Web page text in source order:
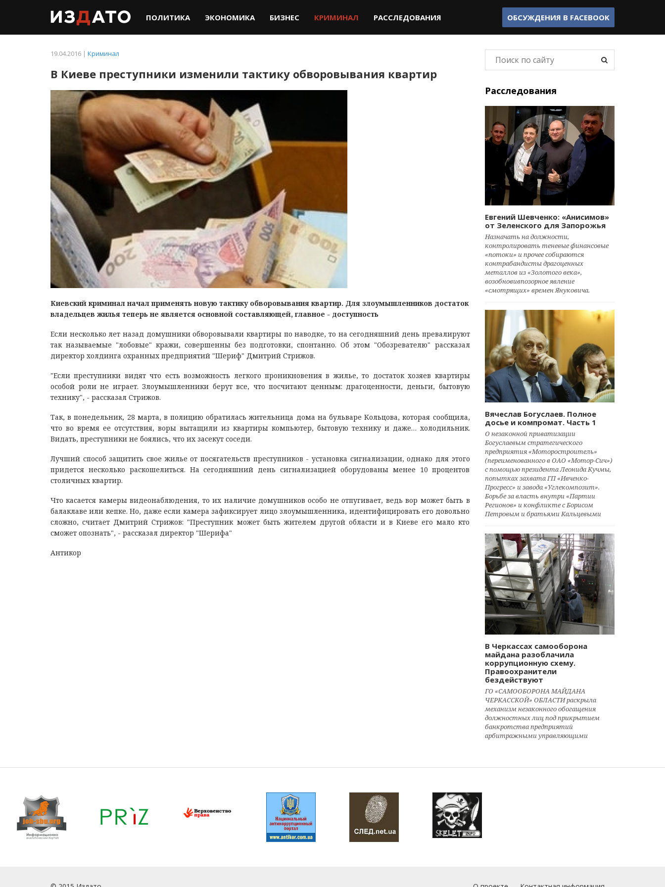
ПОЛИТИКА ЭКОНОМИКА БИЗНЕС КРИМИНАЛ РАССЛЕДОВАНИЯ ОБСУЖДЕНИЯ В FACEBOOK
19.04.2016 | Криминал
В Киеве преступники изменили тактику обворовывания квартир
Киевский криминал начал применять новую тактику обворовывания квартир. Для злоумышленников достаток
владельцев жилья теперь не является основной составляющей, главное - доступность
Если несколько лет назад домушники обворовывали квартиры по наводке, то на сегодняшний день превалируют
так называемые "лобовые" кражи, совершенны без подготовки, спонтанно. Об этом "Обозревателю" рассказал
директор холдинга охранных предприятий "Шериф" Дмитрий Стрижов.
"Если преступники видят что есть возможность легкого проникновения в жилье, то достаток хозяев квартиры
особой роли не играет. Злоумышленники берут все, что посчитают ценным: драгоценности, деньги, бытовую
технику", - рассказал Стрижов.
Так, в понедельник, 28 марта, в полицию обратилась жительница дома на бульваре Кольцова, которая сообщила,
что во время ее отсутствия, воры вытащили из квартиры компьютер, бытовую технику и даже… холодильник.
Видать, преступники не боялись, что их засекут соседи.
Лучший способ защитить свое жилье от посягательств преступников - установка сигнализации, однако для этого
придется несколько раскошелиться. На сегодняшний день сигнализацией оборудованы менее 10 процентов
столичных квартир.
Что касается камеры видеонаблюдения, то их наличие домушников особо не отпугивает, ведь вор может быть в
балаклаве или кепке. Но, даже если камера зафиксирует лицо злоумышленника, идентифицировать его довольно
сложно, считает Дмитрий Стрижов: "Преступник может быть жителем другой области и в Киеве его мало кто
сможет опознать", - рассказал директор "Шерифа"
Антикор
Расследования
Евгений Шевченко: «Анисимов»
от Зеленского для Запорожья
Назначать на должности,
контролировать теневые финансовые
«потоки» и прочее собираются
контрабандисты драгоценных
металлов из «Золотого века»,
возобновивпозорное явление
«смотрящих» времен Януковича.
Вячеслав Богуслаев. Полное
досье и компромат. Часть 1
О незаконной приватизации
Богуслаевым стратегического
предприятия «Моторостроитель»
(переименованного в ОАО «Мотор-Сич»)
с помощью президента Леонида Кучмы,
попытках захвата ГП «Ивченко-
Прогресс» и завода «Углекомпозит».
Борьбе за власть внутри «Партии
Регионов» и конфликте с Борисом
Петровым и братьями Кальцевыми
В Черкассах самооборона
майдана разоблачила
коррупционную схему.
Правоохранители
бездействуют
ГО «САМООБОРОНА МАЙДАНА
ЧЕРКАССКОЙ» ОБЛАСТИ раскрыла
механизм незаконного обогащения
должностных лиц под прикрытием
банкротства предприятий
арбитражными управляющими